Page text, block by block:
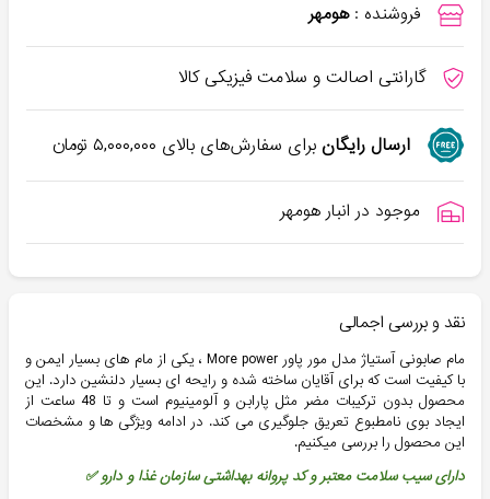
فروشنده : هومهر
گارانتی اصالت و سلامت فیزیکی کالا
ارسال رایگانبرای سفارش‌های بالای ۵,۰۰۰,۰۰۰تومان
موجود در انبار هومهر
نقد و بررسی اجمالی
مام صابونی آستیاژ مدل مور پاور More power ، یکی از مام های بسیار ایمن و
با کیفیت است که برای آقایان ساخته شده و رایحه ای بسیار دلنشین دارد. این
محصول بدون ترکیبات مضر مثل پارابن و آلومینیوم است و تا 48 ساعت از
ایجاد بوی نامطبوع تعریق جلوگیری می کند. در ادامه ویژگی ها و مشخصات
این محصول را بررسی میکنیم.
دارای سیب سلامت معتبر و کد پروانه بهداشتی سازمان غذا و دارو ✅